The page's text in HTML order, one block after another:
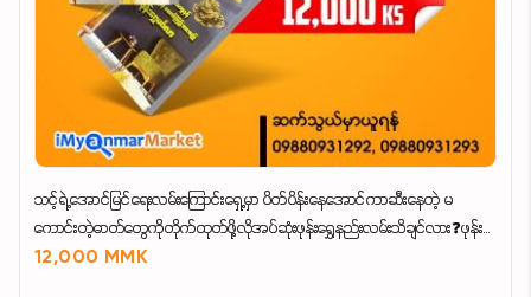
သင့်ရဲ့အောင်မြင်ရေးလမ်းကြောင်းရှေ့မှာ ပိတ်ပိန်းနေအောင်ကာဆီးနေတဲ့ မ
ကောင်းတဲ့ဓာတ်တွေကိုတိုက်ထုတ်ဖို့လိုအပ်ဆုံးဖုန်းရွှေနည်းလမ်းသိချင်လား❓ဖုန်း
ရွှေမင်္ဂလာစာအုပ်ကိုအမြန်ဝယ်ဖတ်လိုက်တော့နော်💘
12,000 MMK